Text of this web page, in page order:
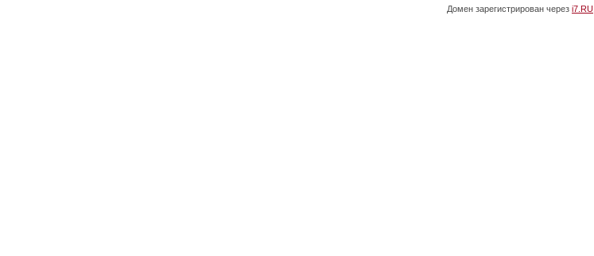
Домен зарегистрирован через i7.RU